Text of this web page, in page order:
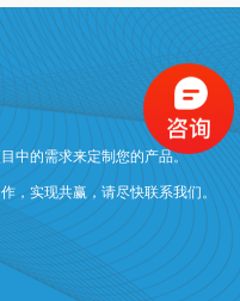
中的需求来定制您的产品。
，实现共赢，请尽快联系我们。